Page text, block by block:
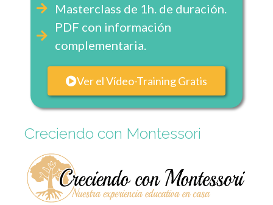
Masterclass de 1h. de duración.
PDF con información
complementaria.
Ver el Vídeo-Training Gratis
Creciendo con Montessori